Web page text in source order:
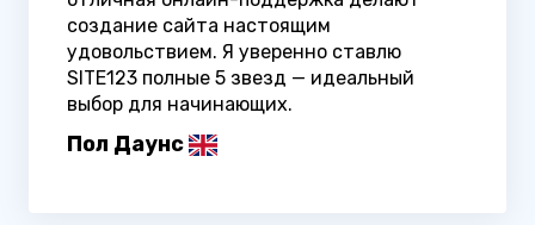
создание сайта настоящим
удовольствием. Я уверенно ставлю
SITE123 полные 5 звезд — идеальный
выбор для начинающих.
Пол Даунс